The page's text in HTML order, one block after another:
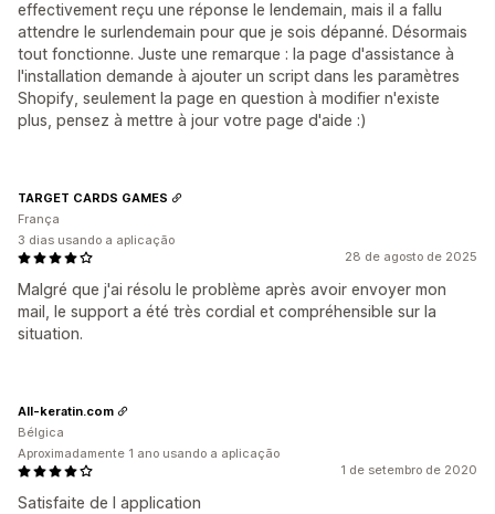
effectivement reçu une réponse le lendemain, mais il a fallu
attendre le surlendemain pour que je sois dépanné. Désormais
tout fonctionne. Juste une remarque : la page d'assistance à
l'installation demande à ajouter un script dans les paramètres
Shopify, seulement la page en question à modifier n'existe
plus, pensez à mettre à jour votre page d'aide :)
28 de agosto de 2025
Malgré que j'ai résolu le problème après avoir envoyer mon
mail, le support a été très cordial et compréhensible sur la
situation.
TARGET CARDS GAMES
França
3 dias usando a aplicação
1 de setembro de 2020
Satisfaite de l application
All-keratin.com
Bélgica
Aproximadamente 1 ano usando a aplicação